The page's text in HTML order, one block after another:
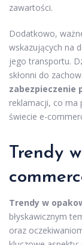
zawartości.
Dodatkowo,
wskazujących na
jego transportu.
skłonni do
zabezpieczenie
reklamacji, co ma
świecie e-
Trendy
Trendy w
błyskawicznym
oraz